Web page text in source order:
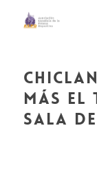
más
sala